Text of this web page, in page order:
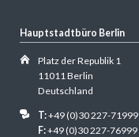
Hauptstadtbüro Berlin
Platz der Republik 1
11011 Berlin
Deutschland
T:+49 (0)30 227-71999
F:+49 (0)30 227-76999